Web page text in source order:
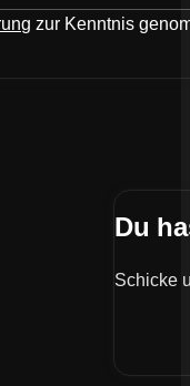
zur Kenntnis
Du
Schicke